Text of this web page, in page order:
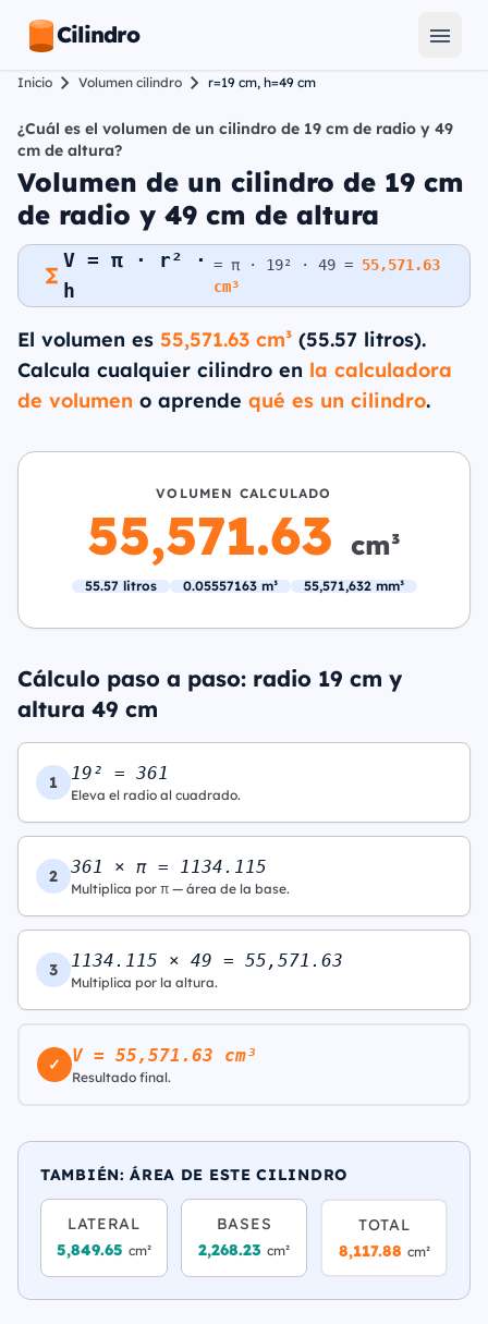
Cilindro
Inicio Volumen cilindro r=19 cm, h=49 cm
¿Cuál es el volumen de un cilindro de 19 cm de radio y 49
cm de altura?
Volumen de un cilindro de 19 cm
de radio y 49 cm de altura
V = π · r² ·
h
= π · 19² · 49 = 55,571.63
cm³
El volumen es 55,571.63 cm³ (55.57 litros).
Calcula cualquier cilindro en la calculadora
de volumen o aprende qué es un cilindro.
VOLUMEN CALCULADO
55,571.63 cm³
55.57 litros 0.05557163 m³ 55,571,632 mm³
Cálculo paso a paso: radio 19 cm y
altura 49 cm
1 19² = 361
Eleva el radio al cuadrado.
2 361 × π = 1134.115
Multiplica por π — área de la base.
3 1134.115 × 49 = 55,571.63
Multiplica por la altura.
✓ V = 55,571.63 cm³
Resultado final.
TAMBIÉN: ÁREA DE ESTE CILINDRO
LATERAL
5,849.65 cm²
BASES
2,268.23 cm²
TOTAL
8,117.88 cm²